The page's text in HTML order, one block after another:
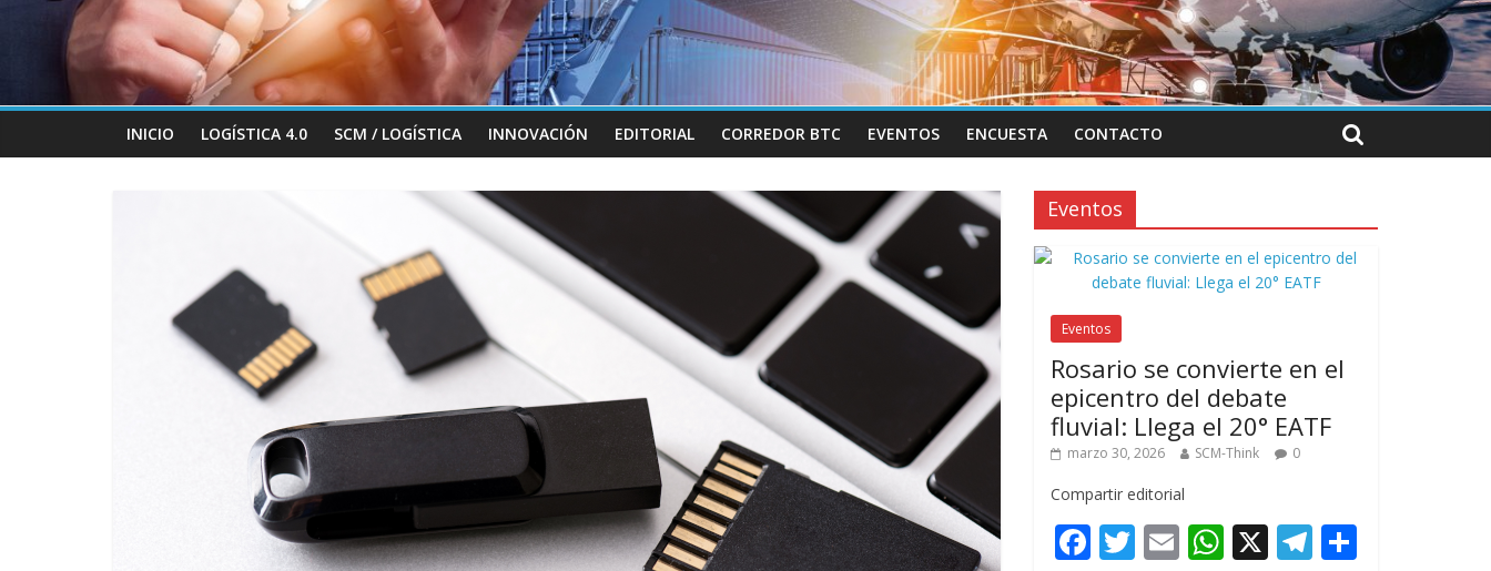
INICIO LOGÍSTICA 4.0 SCM / LOGÍSTICA INNOVACIÓN EDITORIAL CORREDOR BTC EVENTOS ENCUESTA CONTACTO
Eventos
Eventos
Rosario se convierte en el
epicentro del debate
fluvial: Llega el 20° EATF
marzo 30, 2026 SCM-Think 0
Compartir editorial
F T E W X T